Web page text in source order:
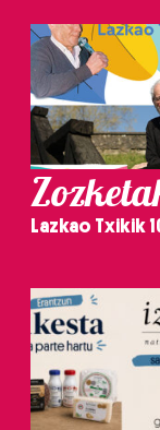
Lazkao Txikik